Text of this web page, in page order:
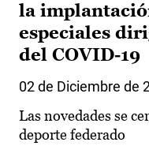
la
especiales
del COVID-19
02 de Diciembre de
Las novedades se
deporte federado